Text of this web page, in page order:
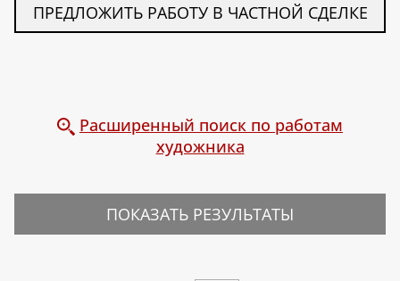
ПРЕДЛОЖИТЬ РАБОТУ В ЧАСТНОЙ СДЕЛКЕ
Расширенный поиск по работам
художника
ПОКАЗАТЬ РЕЗУЛЬТАТЫ